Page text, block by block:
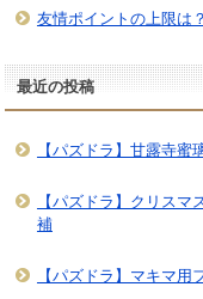
友情ポイントの上限は？
最近の投稿
【パズドラ】甘露寺
【パズドラ】クリス
補
【パズドラ】マキマ